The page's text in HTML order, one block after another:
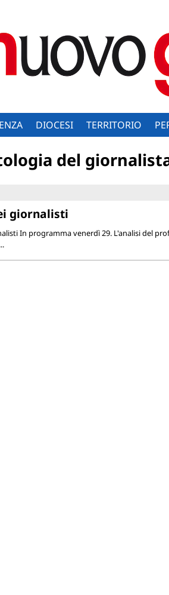
DIOCESI TERRITORIO
del
giornalisti
In programma venerdì 29. L'analisi del